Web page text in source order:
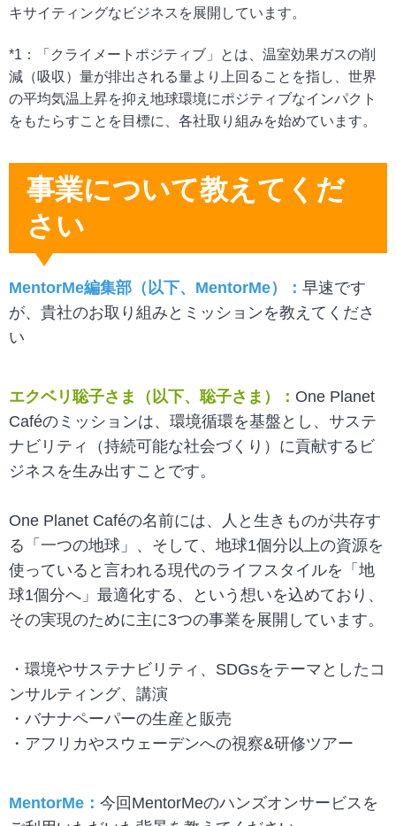
キサイティングなビジネスを展開しています。
*1：「クライメートポジティブ」とは、温室効果ガスの削
減（吸収）量が排出される量より上回ることを指し、世界
の平均気温上昇を抑え地球環境にポジティブなインパクト
をもたらすことを目標に、各社取り組みを始めています。
事業について教えてくだ
さい
MentorMe編集部（以下、MentorMe） ： 早速です
が、貴社のお取り組みとミッションを教えてくださ
い
エクベリ聡子さま（以下、聡子さま）： One Planet
Caféのミッションは、環境循環を基盤とし、サステ
ナビリティ（持続可能な社会づくり）に貢献するビ
ジネスを生み出すことです。
One Planet Caféの名前には、人と生きものが共存す
る「一つの地球」、そして、地球1個分以上の資源を
使っていると言われる現代のライフスタイルを「地
球1個分へ」最適化する、という想いを込めており、
その実現のために主に3つの事業を展開しています。
・環境やサステナビリティ、SDGsをテーマとしたコ
ンサルティング、講演
・バナナペーパーの生産と販売
・アフリカやスウェーデンへの視察&研修ツアー
MentorMe： 今回MentorMeのハンズオンサービスを